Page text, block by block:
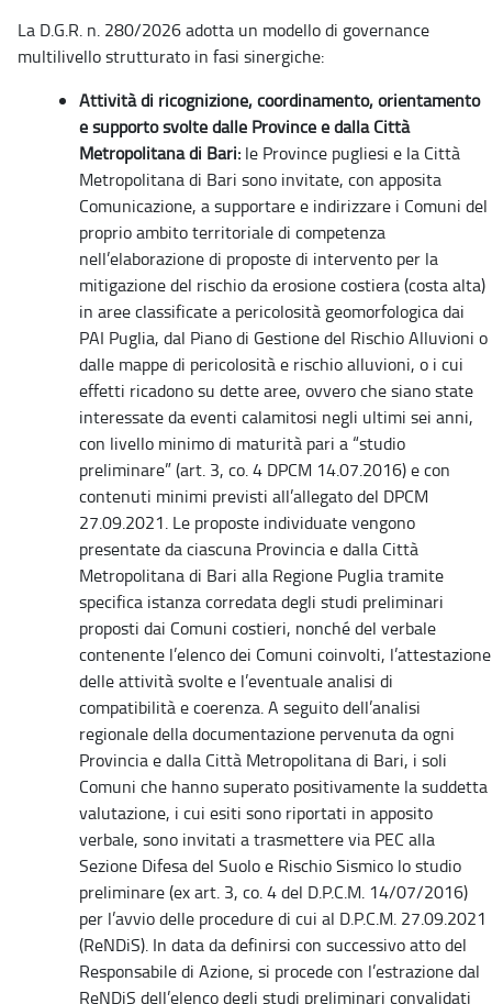
La D.G.R. n. 280/2026 adotta un modello di governance
multilivello strutturato in fasi sinergiche:
Attività di ricognizione, coordinamento, orientamento
e supporto svolte dalle Province e dalla Città
Metropolitana di Bari: le Province pugliesi e la Città
Metropolitana di Bari sono invitate, con apposita
Comunicazione, a supportare e indirizzare i Comuni del
proprio ambito territoriale di competenza
nell’elaborazione di proposte di intervento per la
mitigazione del rischio da erosione costiera (costa alta)
in aree classificate a pericolosità geomorfologica dai
PAI Puglia, dal Piano di Gestione del Rischio Alluvioni o
dalle mappe di pericolosità e rischio alluvioni, o i cui
effetti ricadono su dette aree, ovvero che siano state
interessate da eventi calamitosi negli ultimi sei anni,
con livello minimo di maturità pari a “studio
preliminare” (art. 3, co. 4 DPCM 14.07.2016) e con
contenuti minimi previsti all’allegato del DPCM
27.09.2021. Le proposte individuate vengono
presentate da ciascuna Provincia e dalla Città
Metropolitana di Bari alla Regione Puglia tramite
specifica istanza corredata degli studi preliminari
proposti dai Comuni costieri, nonché del verbale
contenente l’elenco dei Comuni coinvolti, l’attestazione
delle attività svolte e l’eventuale analisi di
compatibilità e coerenza. A seguito dell’analisi
regionale della documentazione pervenuta da ogni
Provincia e dalla Città Metropolitana di Bari, i soli
Comuni che hanno superato positivamente la suddetta
valutazione, i cui esiti sono riportati in apposito
verbale, sono invitati a trasmettere via PEC alla
Sezione Difesa del Suolo e Rischio Sismico lo studio
preliminare (ex art. 3, co. 4 del D.P.C.M. 14/07/2016)
per l’avvio delle procedure di cui al D.P.C.M. 27.09.2021
(ReNDiS). In data da definirsi con successivo atto del
Responsabile di Azione, si procede con l’estrazione dal
ReNDiS dell’elenco degli studi preliminari convalidati